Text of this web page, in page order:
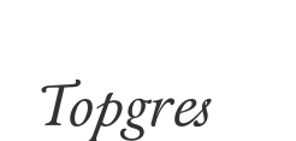
Topgres